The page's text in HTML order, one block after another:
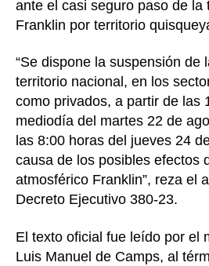
ante el casi seguro paso de la
Franklin por territorio
“Se dispone la suspensión de
territorio nacional, en los
como privados, a partir de las
mediodía del martes 22 de
las 8:00 horas del jueves 24
causa de los posibles efectos
atmosférico Franklin”, reza el
Decreto Ejecutivo 380-23.
El texto oficial fue leído por el
Luis Manuel de Camps, al